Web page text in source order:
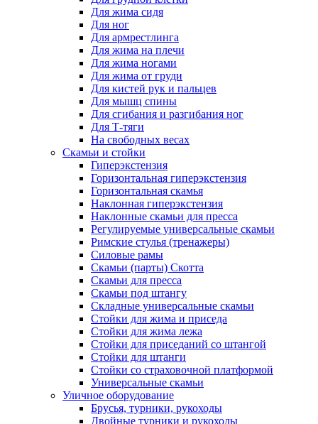
Для жима сидя
Для ног
Для армрестлинга
Для жима на плечи
Для жима ногами
Для жима от груди
Для кистей рук и пальцев
Для мышц спины
Для сгибания и разгибания ног
Для Т-тяги
На свободных весах
Скамьи и стойки
Гиперэкстензия
Горизонтальная гиперэкстензия
Горизонтальная скамья
Наклонная гиперэкстензия
Наклонные скамьи для пресса
Регулируемые универсальные скамьи
Римские стулья (тренажеры)
Силовые рамы
Скамьи (парты) Скотта
Скамьи для пресса
Скамьи под штангу
Складные универсальные скамьи
Стойки для жима и приседа
Стойки для жима лежа
Стойки для приседаний со штангой
Стойки для штанги
Стойки со страховочной платформой
Универсальные скамьи
Уличное оборудование
Брусья, турники, рукоходы
Двойные турники и рукоходы